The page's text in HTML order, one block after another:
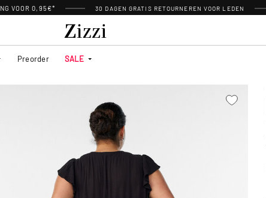
VOOR 0,95€* 30 DAGEN GRATIS RETOURNEREN VOOR LEDEN
Preorder SALE